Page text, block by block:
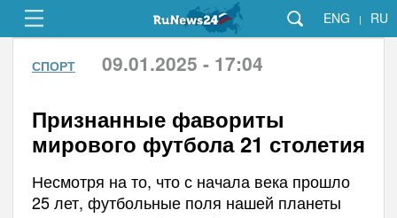
ENG | RU
СПОРТ 09.01.2025 - 17:04
Признанные фавориты
мирового футбола 21 столетия
Несмотря на то, что с начала века прошло
25 лет, футбольные поля нашей планеты